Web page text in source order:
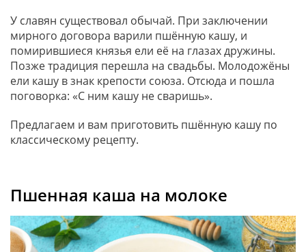
У славян существовал обычай. При заключении
мирного договора варили пшённую кашу, и
помирившиеся князья ели её на глазах дружины.
Позже традиция перешла на свадьбы. Молодожёны
ели кашу в знак крепости союза. Отсюда и пошла
поговорка: «С ним кашу не сваришь».
Предлагаем и вам приготовить пшённую кашу по
классическому рецепту.
Пшенная каша на молоке